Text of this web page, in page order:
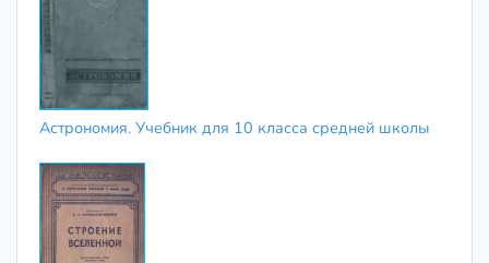
Астрономия. Учебник для 10 класса средней школы